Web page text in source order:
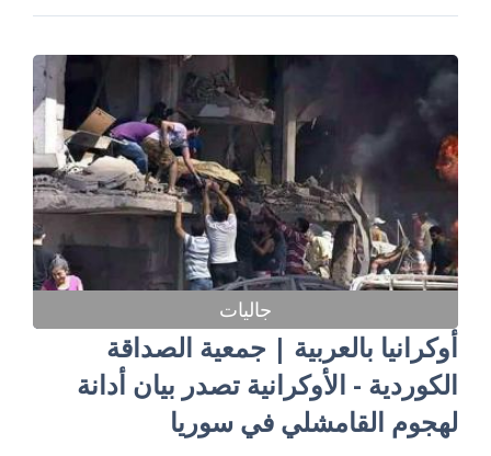
جاليات
أوكرانيا بالعربية | جمعية الصداقة
الكوردية - الأوكرانية تصدر بيان أدانة
لهجوم القامشلي في سوريا